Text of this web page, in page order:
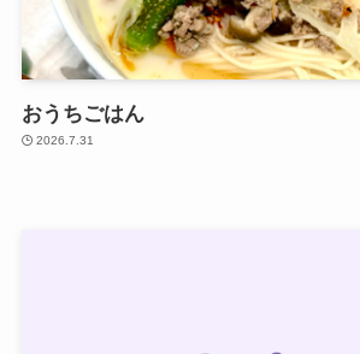
おうちごはん
2026.7.31